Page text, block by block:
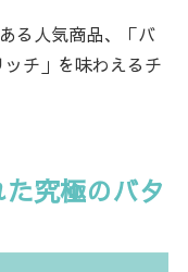
る人気商品、「バ
チ」を味わえるチ
究極のバタ